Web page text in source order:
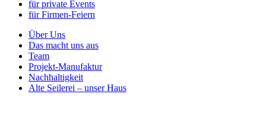
für private Events
für Firmen-Feiern
Über Uns
Das macht uns aus
Team
Projekt-Manufaktur
Nachhaltigkeit
Alte Seilerei – unser Haus